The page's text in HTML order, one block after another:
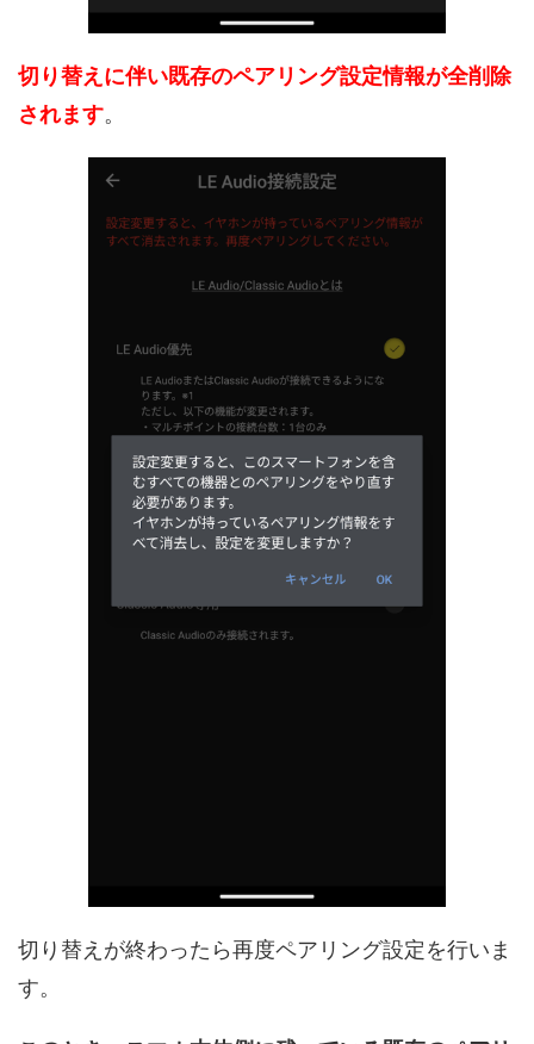
切り替えに伴い既存のペアリング設定情報が全削除
されます。
切り替えが終わったら再度ペアリング設定を行いま
す。